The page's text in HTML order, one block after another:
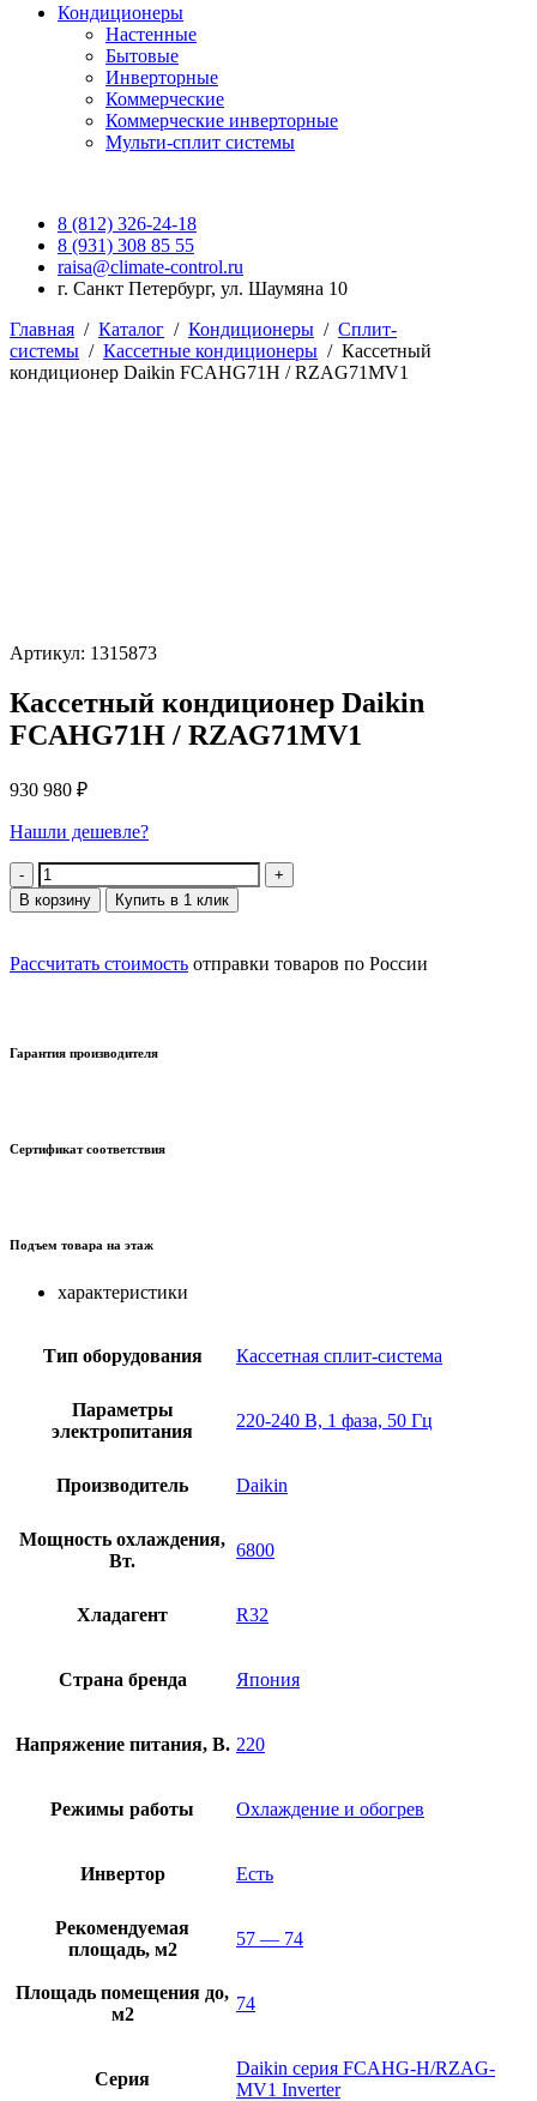
Кондиционеры
Настенные
Бытовые
Инверторные
Коммерческие
Коммерческие инверторные
Мульти-сплит системы
8 (812) 326-24-18
8 (931) 308 85 55
raisa@climate-control.ru
г. Санкт Петербург, ул. Шаумяна 10
Главная / Каталог / Кондиционеры / Сплит-
системы / Кассетные кондиционеры / Кассетный
кондиционер Daikin FCAHG71H / RZAG71MV1
Артикул: 1315873
Кассетный кондиционер Daikin
FCAHG71H / RZAG71MV1
930 980 ₽
Нашли дешевле?
Количество
В корзину Купить в 1 клик
Рассчитать стоимость отправки товаров по России
Гарантия производителя
Сертификат соответствия
Подъем товара на этаж
характеристики
Тип оборудования Кассетная сплит-система
Параметры
электропитания
220-240 В, 1 фаза, 50 Гц
Производитель Daikin
Мощность охлаждения,
Вт.
6800
Хладагент R32
Страна бренда Япония
Напряжение питания, В. 220
Режимы работы Охлаждение и обогрев
Инвертор Есть
Рекомендуемая
площадь, м2
57 — 74
Площадь помещения до,
м2
74
Серия
Daikin серия FCAHG-H/RZAG-
MV1 Inverter